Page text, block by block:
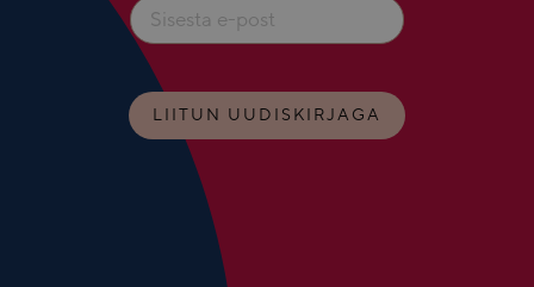
LIITUN UUDISKIRJAGA